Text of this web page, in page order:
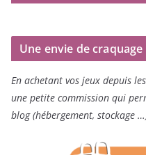
Une envie de craquage
En achetant vos jeux depuis
une petite commission qui
blog (hébergement, stockage